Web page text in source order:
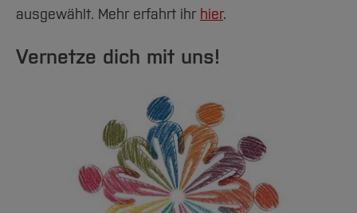
ausgewählt. Mehr erfahrt ihr hier.
Vernetze dich mit uns!